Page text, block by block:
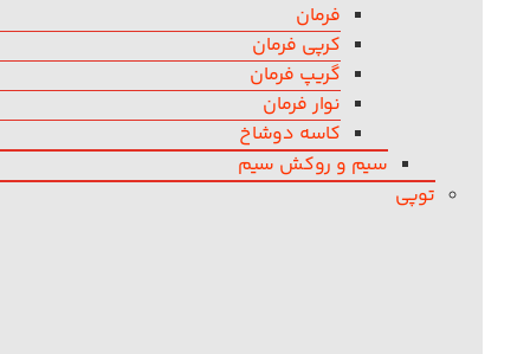
فرمان
کرپی فرمان
گریپ فرمان
نوار فرمان
کاسه دوشاخ
سیم و روکش سیم
توپی